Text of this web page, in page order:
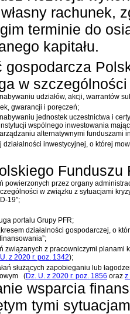
rachunek,
terminie do
kapitału.
gospodarcza
w
udziałów, akcji, warrantów
gwarancji i poręczeń;
jednostek uczestnictwa i
wspólnego inwestowania
alternatywnymi funduszami
działalności inwestycyjnej, o której
powierzonych przez organy
w związku z sytuacjami
19”;
portalu Grupy PFR;
działalności gospodarczej, o
związanych z pracowniczymi planami
z 2020 r. poz. 1342);
służących zapobieganiu lub
(Dz. U. z 2020 r. poz. 1856 oraz z
wsparcia
tymi